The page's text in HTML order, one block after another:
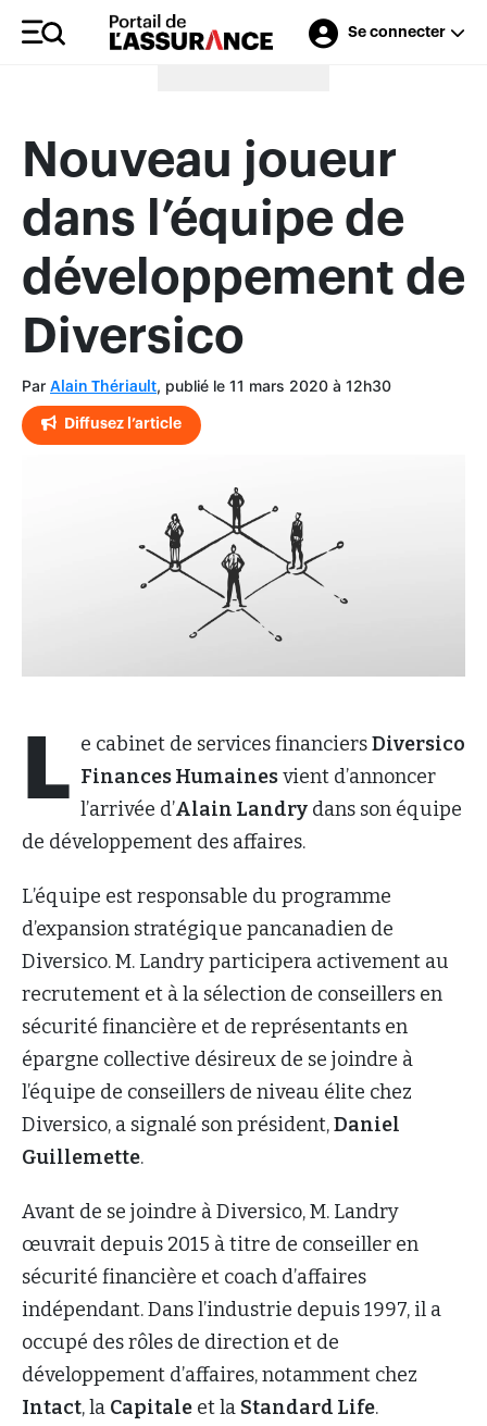
Se connecter
Merci à nos annonceurs
Nouveau joueur
dans l’équipe de
développement de
Diversico
Par Alain Thériault, publié le 11 mars 2020 à 12h30
Diffusez l’article
L e cabinet de services financiersDiversico
Finances Humainesvient d’annoncer
l’arrivée d’Alain Landry dans son équipe
de développement des affaires.
L’équipe est responsable du programme
d’expansion stratégique pancanadien de
Diversico. M. Landry participera activement au
recrutement et à la sélection de conseillers en
sécurité financière et de représentants en
épargne collective désireux de se joindre à
l’équipe de conseillers de niveau élite chez
Diversico, a signalé son président,Daniel
Guillemette.
Avant de se joindre à Diversico, M. Landry
œuvrait depuis 2015 à titre de conseiller en
sécurité financière et coach d’affaires
indépendant. Dans l’industrie depuis 1997, il a
occupé des rôles de direction et de
développement d’affaires, notamment chez
Intact, la Capitale et la Standard Life.